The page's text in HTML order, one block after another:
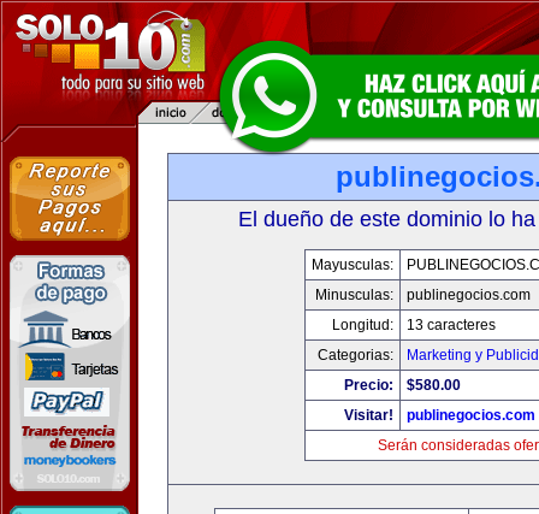
El dueño de este dominio lo
Mayusculas:
Minusculas:
publinegocios.com
Longitud:
13 caracteres
Categorias:
Marketing y
Precio:
$580.00
Visitar!
publinegocios.com
Serán consideradas